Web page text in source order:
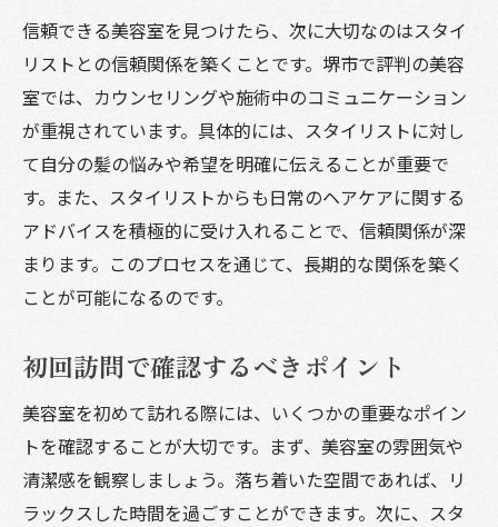
予約前に確認するべきポイント
美容室のロケーションの影響
スタイリストとの信頼関係が鍵！堺市の美容室
の選び方
信頼関係を築くための初対面の重要性
スタイリストからの提案を受け入れる準備
コンサルテーションを活用するメリット
スタイリストとの長期的な関係を築くため
自身の希望を明確に伝えるスキル
信頼できるパートナーとしてのスタイリス
ト
信頼できる美容室を見つけたら、次に大切なのはスタイ
リストとの信頼関係を築くことです。堺市で評判の美容
室では、カウンセリングや施術中のコミュニケーション
が重視されています。具体的には、スタイリストに対し
て自分の髪の悩みや希望を明確に伝えることが重要で
す。また、スタイリストからも日常のヘアケアに関する
アドバイスを積極的に受け入れることで、信頼関係が深
まります。このプロセスを通じて、長期的な関係を築く
ことが可能になるのです。
初回訪問で確認するべきポイント
美容室を初めて訪れる際には、いくつかの重要なポイン
トを確認することが大切です。まず、美容室の雰囲気や
清潔感を観察しましょう。落ち着いた空間であれば、リ
ラックスした時間を過ごすことができます。次に、スタ